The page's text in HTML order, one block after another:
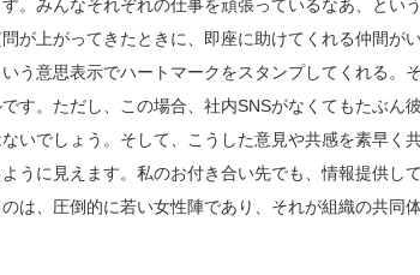
。みんなそれぞれの仕事を頑張っているなあ、とい
が上がってきたときに、即座に助けてくれる仲間が
う意思表示でハートマークをスタンプしてくれる。
す。ただし、この場合、社内SNSがなくてもたぶん
いでしょう。そして、こうした意見や共感を素早く
うに見えます。私のお付き合い先でも、情報提供して
は、圧倒的に若い女性陣であり、それが組織の共同